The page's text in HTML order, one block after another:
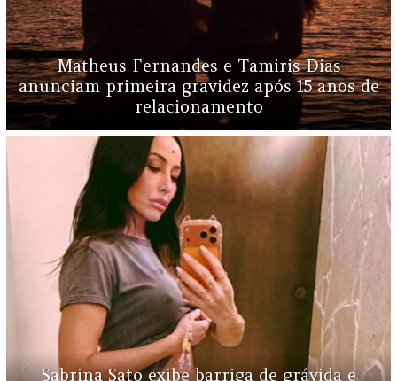
Matheus Fernandes e Tamiris Dias
anunciam primeira gravidez após 15 anos de
relacionamento
Sabrina Sato exibe barriga de grávida e